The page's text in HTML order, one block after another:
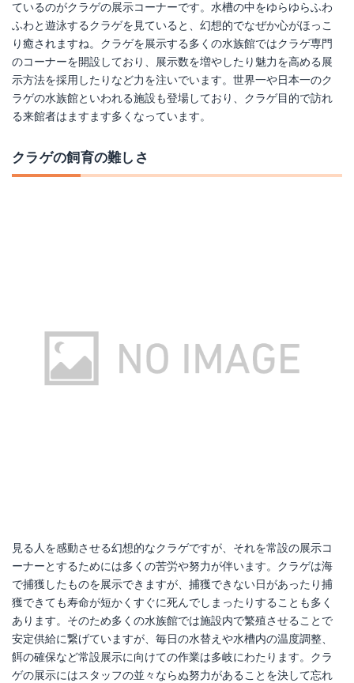
ているのがクラゲの展示コーナーです。水槽の中をゆらゆらふわ
ふわと遊泳するクラゲを見ていると、幻想的でなぜか心がほっこ
り癒されますね。クラゲを展示する多くの水族館ではクラゲ専門
のコーナーを開設しており、展示数を増やしたり魅力を高める展
示方法を採用したりなど力を注いでいます。世界一や日本一のク
ラゲの水族館といわれる施設も登場しており、クラゲ目的で訪れ
る来館者はますます多くなっています。
クラゲの飼育の難しさ
見る人を感動させる幻想的なクラゲですが、それを常設の展示コ
ーナーとするためには多くの苦労や努力が伴います。クラゲは海
で捕獲したものを展示できますが、捕獲できない日があったり捕
獲できても寿命が短かくすぐに死んでしまったりすることも多く
あります。そのため多くの水族館では施設内で繁殖させることで
安定供給に繋げていますが、毎日の水替えや水槽内の温度調整、
餌の確保など常設展示に向けての作業は多岐にわたります。クラ
ゲの展示にはスタッフの並々ならぬ努力があることを決して忘れ